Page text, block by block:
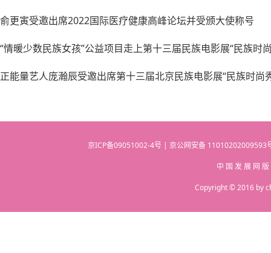
俞更寅受邀出席2022国际医疗健康高峰论坛并受颁大使称号
“情暖少数民族女孩”公益项目走上第十三届民族电影展“民族时
正能量艺人庞瀚辰受邀出席第十三届北京民族电影展“民族时尚
京ICP备09051002-4号 | 京公网安备
中 国 发 展 网
Copyright © 2016 by